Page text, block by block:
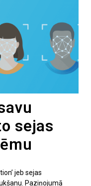
sejas
jeb sejas
Paziņojumā